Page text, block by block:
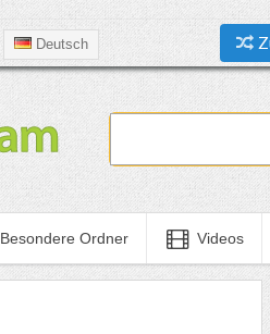
Deutsch
Besondere Ordner Videos